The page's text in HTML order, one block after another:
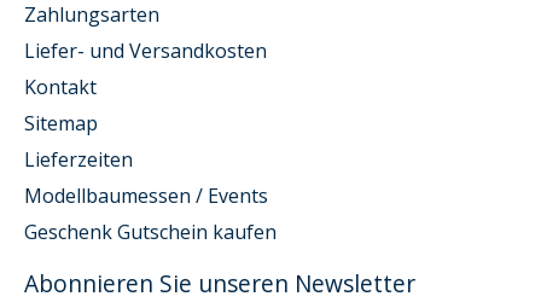
Zahlungsarten
Liefer- und Versandkosten
Kontakt
Sitemap
Lieferzeiten
Modellbaumessen / Events
Geschenk Gutschein kaufen
Abonnieren Sie unseren Newsletter